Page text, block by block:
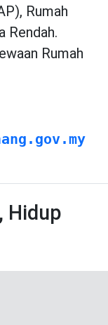
Rumah
Rendah.
Rumah
Hidup